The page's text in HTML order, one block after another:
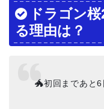
ドラゴン
る理由は？
🐲初回まであと6